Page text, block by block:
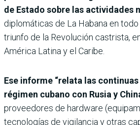
de Estado sobre las actividades
diplomáticas de La Habana en
triunfo de la Revolución castrista,
América Latina y el Caribe.
Ese informe “relata las
régimen cubano con Rusia y
proveedores de hardware
tecnologías de vigilancia y otras